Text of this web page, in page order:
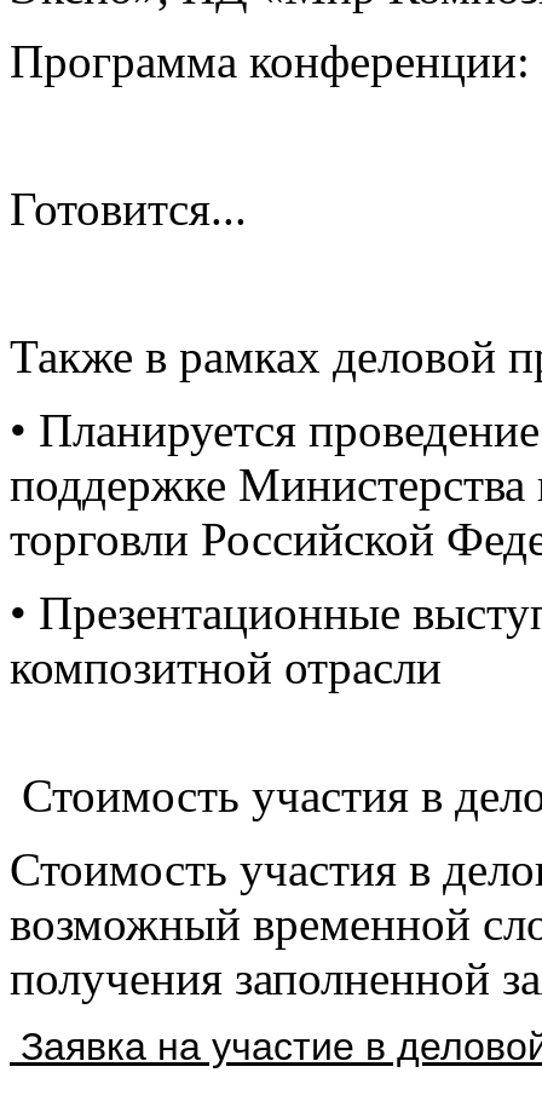
Программа конференции:
Готовится...
Также в рамках деловой
• Планируется
поддержке
торговли Российской
• Презентационные
композитной отрасли
Стоимость участия в
Стоимость участия в
возможный временной
получения заполненной
Заявка на участие в